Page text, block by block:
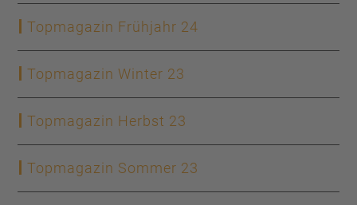
Topmagazin Frühjahr 24
Topmagazin Winter 23
Topmagazin Herbst 23
Topmagazin Sommer 23